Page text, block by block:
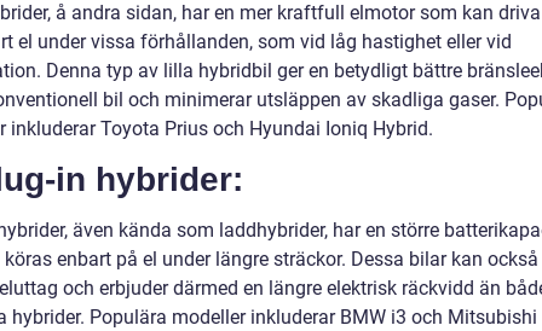
å andra sidan, har en mer kraftfull elmotor som kan
el under vissa förhållanden, som vid låg hastighet eller vid
Denna typ av lilla hybridbil ger en betydligt bättre
bil och minimerar utsläppen av skadliga gaser.
inkluderar Toyota Prius och Hyundai Ioniq Hybrid.
in hybrider:
även kända som laddhybrider, har en större
enbart på el under längre sträckor. Dessa bilar kan
och erbjuder därmed en längre elektrisk räckvidd än
hybrider. Populära modeller inkluderar BMW i3 och Mitsubishi